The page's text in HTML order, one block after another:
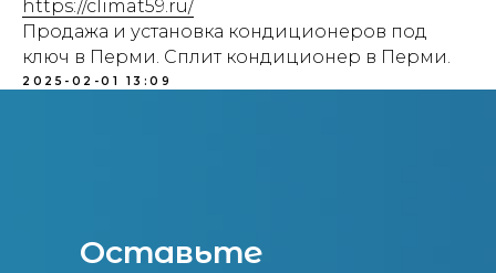
https://climat59.ru/
Продажа и установка кондиционеров под
ключ в Перми. Сплит кондиционер в Перми.
2025-02-01 13:09
Оставьте